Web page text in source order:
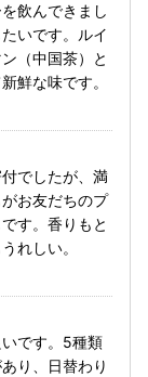
飲んできまし
いです。ルイ
（中国茶）と
鮮な味です。
でしたが、満
お友だちのプ
す。香りもと
れしい。
です。5種類
り、日替わり